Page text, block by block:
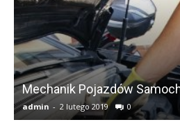
Mechanik Pojazdów
admin - 2 lutego 2019 0